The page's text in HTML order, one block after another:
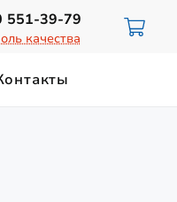
551-39-79
качества